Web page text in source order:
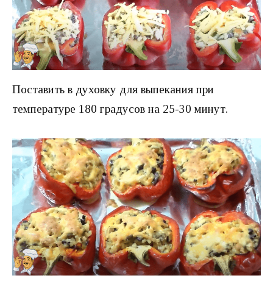
Поставить в духовку для выпекания при
температуре 180 градусов на 25-30 минут.